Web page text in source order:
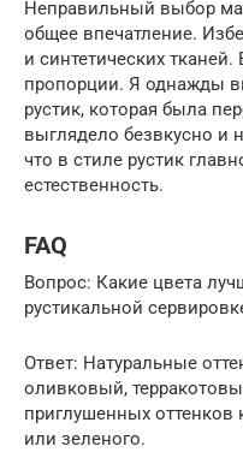
Неправильный выбор
общее впечатление.
и синтетических
пропорции. Я однажды
рустик, которая была
выглядело безвкусно и
что в стиле рустик
естественность.
FAQ
Вопрос: Какие цвета
рустикальной
Ответ: Натуральные
оливковый,
приглушенных оттенков
или зеленого.